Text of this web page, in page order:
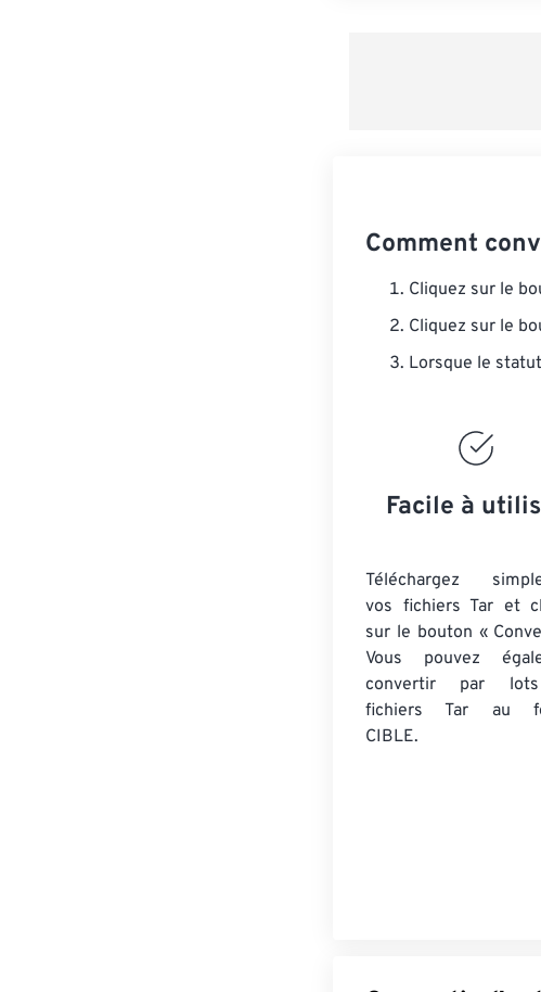
Comment
Cliquez sur le
Cliquez sur le
Lorsque le
Facile à
Téléchargez
vos fichiers Tar et
sur le bouton «
Vous pouvez
convertir par
fichiers Tar au
CIBLE.